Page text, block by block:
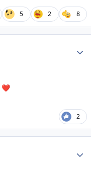
5 2 8
❤️
2